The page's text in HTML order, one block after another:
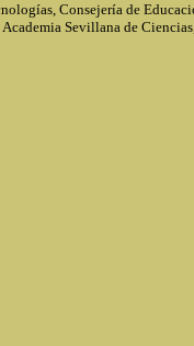
Consejería de
Sevillana de